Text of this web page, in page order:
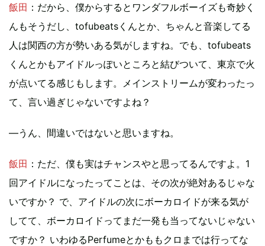
飯田 ：だから、僕からするとワンダフルボーイズも奇妙く
んもそうだし、tofubeatsくんとか、ちゃんと音楽してる
人は関西の方が勢いある気がしますね。でも、tofubeats
くんとかもアイドルっぽいところと結びついて、東京で火
が点いてる感じもします。メインストリームが変わったっ
て、言い過ぎじゃないですよね？
―うん、間違いではないと思いますね。
飯田 ：ただ、僕も実はチャンスやと思ってるんですよ。1
回アイドルになったってことは、その次が絶対あるじゃな
いですか？ で、アイドルの次にボーカロイドが来る気が
してて、ボーカロイドってまだ一発も当ってないじゃない
ですか？ いわゆるPerfumeとかももクロまでは行ってな